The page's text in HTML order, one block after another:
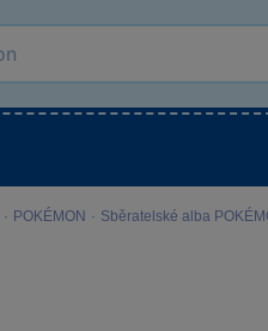
· POKÉMON · Sběratelské alba